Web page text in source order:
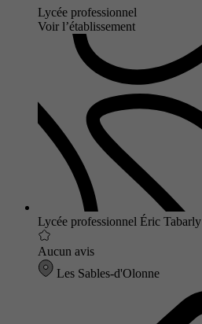
Lycée professionnel
Voir l’établissement
Lycée professionnel Éric Tabarly
Aucun avis
Les Sables-d'Olonne